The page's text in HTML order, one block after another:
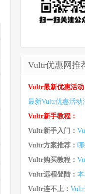
Vultr优惠网推
Vultr最新优惠活动
最新Vultr优惠活动
Vultr新手教程：
Vultr新手入门：
Vultr方案推荐：
Vultr购买教程：
Vultr远程登陆：
Vultr连不上：